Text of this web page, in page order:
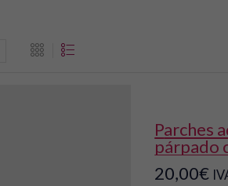
parches adhesivos efecto lifting para
párpado
20,00€